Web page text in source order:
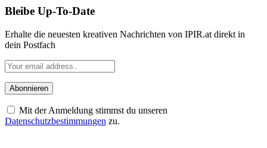
Bleibe Up-To-Date
Erhalte die neuesten kreativen Nachrichten von IPIR.at direkt in
dein Postfach
Mit der Anmeldung stimmst du unseren
Datenschutzbestimmungen zu.